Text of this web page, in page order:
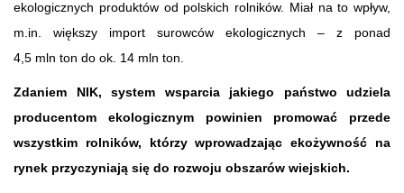
ekologicznych produktów od polskich rolników. Miał na to wpływ,
m.in. większy import surowców ekologicznych – z ponad
4,5 mln ton do ok. 14 mln ton.
Zdaniem NIK, system wsparcia jakiego państwo udziela
producentom ekologicznym powinien promować przede
wszystkim rolników, którzy wprowadzając ekożywność na
rynek przyczyniają się do rozwoju obszarów wiejskich.